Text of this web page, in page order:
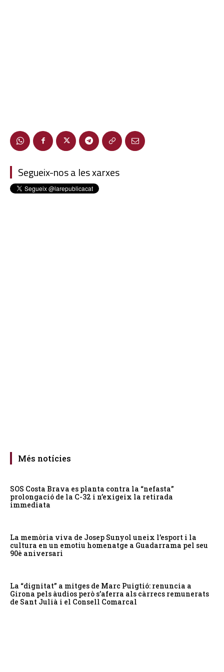
Segueix-nos a les xarxes
Més notícies
SOS Costa Brava es planta contra la “nefasta”
prolongació de la C-32 i n’exigeix la retirada
immediata
La memòria viva de Josep Sunyol uneix l’esport i la
cultura en un emotiu homenatge a Guadarrama pel seu
90è aniversari
La “dignitat” a mitges de Marc Puigtió: renuncia a
Girona pels àudios però s’aferra als càrrecs remunerats
de Sant Julià i el Consell Comarcal